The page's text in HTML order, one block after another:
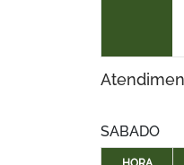
SABADO